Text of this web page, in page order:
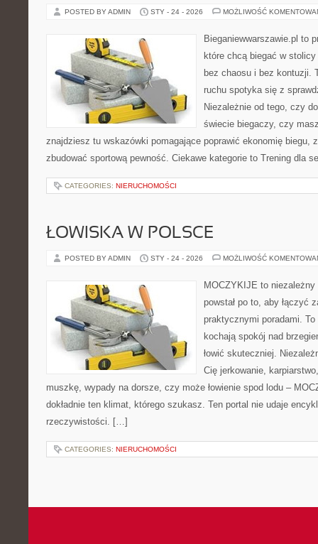
POSTED BY ADMIN STY - 24 - 2026 MOŻLIWOŚĆ
Bieganiewwarszawie.pl to
które chcą biegać w
bez chaosu i bez kontuzji.
ruchu spotyka się z
Niezależnie od tego, czy
świecie biegaczy, czy
znajdziesz tu wskazówki pomagające poprawić ekonomię biegu,
zbudować sportową pewność. Ciekawe kategorie to Trening dla
CATEGORIES: NIERUCHOMOŚCI
ŁOWISKA W POLSCE
POSTED BY ADMIN STY - 24 - 2026 MOŻLIWOŚĆ
MOCZYKIJE to
powstał po to, aby łączyć
praktycznymi poradami.
kochają spokój nad
łowić skuteczniej.
Cię jerkowanie,
muszkę, wypady na dorsze, czy może łowienie spod lodu –
dokładnie ten klimat, którego szukasz. Ten portal nie udaje
rzeczywistości. […]
CATEGORIES: NIERUCHOMOŚCI